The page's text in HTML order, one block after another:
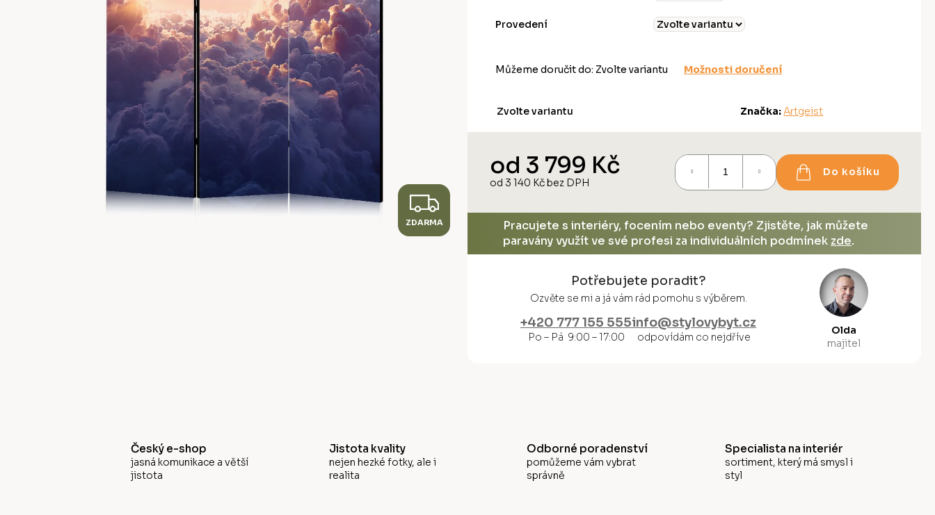
Provedení
Můžeme doručit do: Zvolte variantu Možnosti doručení
Zvolte variantu Značka: Artgeist
od 3 799 Kč
od 3 140 Kčbez DPH
Do košíku
Pracujete s interiéry, focením nebo eventy? Zjistěte, jak můžete
paravány využít ve své profesi za individuálních podmínek zde.
Potřebujete poradit?
Ozvěte se mi a já vám rád pomohu s výběrem.
+420 777 155 555
Po – Pá 9:00 – 17:00
info@stylovybyt.cz
odpovídám co nejdříve
Olda
majitel
Z
D
ZDARMA
Český e-shop
jasná komunikace a větší
jistota
Jistota kvality
nejen hezké fotky, ale i
realita
Odborné poradenství
pomůžeme vám vybrat
správně
Specialista na interiér
sortiment, který má smysl i
styl